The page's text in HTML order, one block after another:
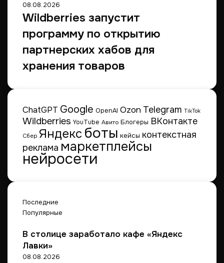
м
и
—
и
х
п
о
а
ю
т
4
0
08.08.2026
Wildberries запустит
программу по открытию
партнерских хабов для
хранения товаров
ChatGPT Google OpenAI Ozon Telegram TikTok
Wildberries YouTube Авито Блогеры ВКонтакте
Сбер Яндексботы кейсы контекстная
реклама маркетплейсы
нейросети
Последние
Популярные
В столице заработало кафе «Яндекс
Лавки»
08.08.2026